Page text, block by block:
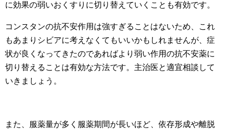
に効果の弱いおくすりに切り替えていくことも有効です。
コンスタンの抗不安作用は強すぎることはないため、これ
もあまりシビアに考えなくてもいいかもしれませんが、症
状が良くなってきたのであればより弱い作用の抗不安薬に
切り替えることは有効な方法です。主治医と適宜相談して
いきましょう。
また、服薬量が多く服薬期間が長いほど、依存形成や離脱